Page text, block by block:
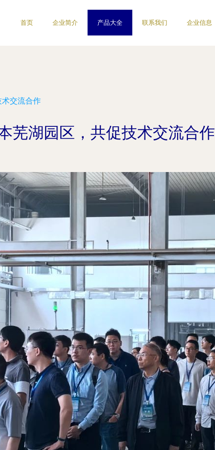
首页 企业简介 产品大全 联系我们 企业信息
交流合作
芜湖园区，共促技术交流合作